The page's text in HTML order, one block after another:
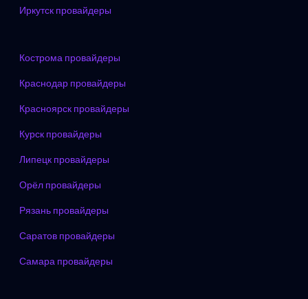
Иркутск провайдеры
Кострома провайдеры
Краснодар провайдеры
Красноярск провайдеры
Курск провайдеры
Липецк провайдеры
Орёл провайдеры
Рязань провайдеры
Саратов провайдеры
Самара провайдеры